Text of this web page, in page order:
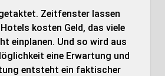
Zeitfenster lassen
kosten Geld, das viele
einplanen. Und so wird aus
eine Erwartung und
entsteht ein faktischer